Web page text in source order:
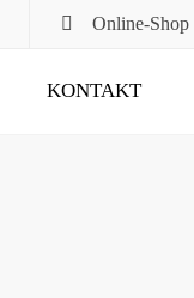
Online-Shop
KONTAKT